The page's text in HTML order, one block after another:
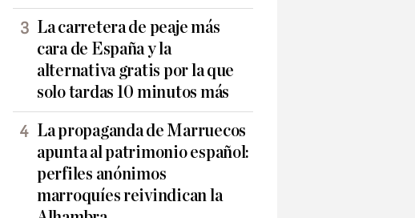
La carretera de peaje más
cara de España y la
alternativa gratis por la que
solo tardas 10 minutos más
La propaganda de Marruecos
apunta al patrimonio español:
perfiles anónimos
marroquíes reivindican la